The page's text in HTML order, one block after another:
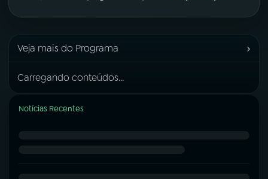
Veja mais do Programa ›
Carregando conteúdos...
Notícias Recentes